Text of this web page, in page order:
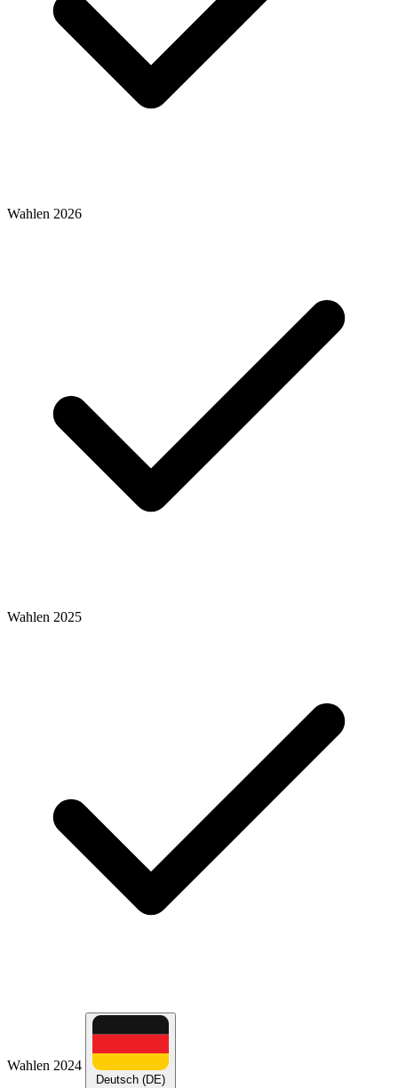
Wahlen 2026
Wahlen 2025
Wahlen 2024
Deutsch (DE)